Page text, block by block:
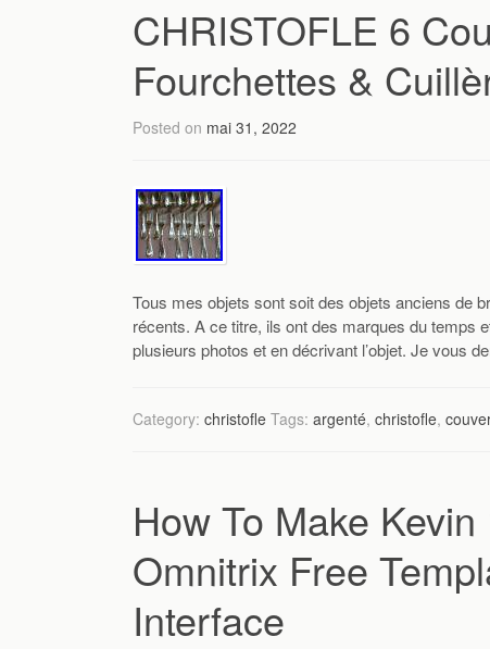
CHRISTOFLE 6
Fourchettes &
Posted on mai 31, 2022
Tous mes objets sont soit des objets anciens de
récents. A ce titre, ils ont des marques du temps
plusieurs photos et en décrivant l’objet. Je vous
Category: christofle Tags: argenté, christofle,
How To Make
Omnitrix Free
Interface